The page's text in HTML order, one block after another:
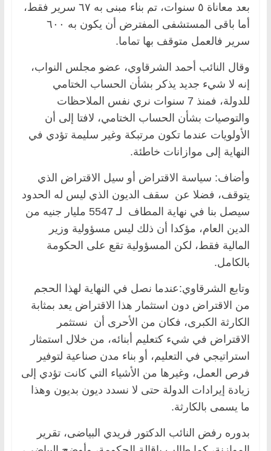
بعد معاناة ٥ سنوات، تم بناء مبنى به ٦٧ سرير فقط،
أما باقى المستشفى المفترض أن يكون به ٦٠٠
سرير فالعمل متوقف بها تماما.
وقال النائب أحمد الشرقاوي، عضو مجلس النواب،
إنه لا شيء جديد يذكر بشأن الحساب الختامي
للدولة، فمنذ 7 سنوات نري نفس الملاحظات
والتوصيات بشأن الحساب الختامي، لافتا إلى أن
الأولويات عندما تكون مرتبكة وغير سليمة تؤدي في
النهاية إلى موازانات خاطئة.
وأضاف: سياسة الاقتراض أو سيل الاقتراض الذي
يتوقف، فضلا عن سقف الديون الذي ليس له الحدود
سيصل بنا في نهاية المطاف لـ 5547 مليار جنيه من
الدين العام، مؤكدا أن ذلك ليس مسؤولية وزير
المالية فقط، لكن المسؤولية تقع على الحكومة
بالكامل.
وتابع الشرقاوي:عندما نصل في النهاية لهذا الحجم
من الاقتراض دون استثمار هذا الاقتراض يعد بمثابة
الكارثة الكبرى، فكان من الأحرى أن نستثمر
الاقتراض في شيء كتعليم أبنائه، من خلال استمثار
استراتيجي في التعليم، أو بناء مدن صناعية لتوفير
فرص العمل، وغيرها من الأشياء التي كانت تؤدي إلى
زيادة إيرادات الدولة حتى لا نسدد ديون بديون وهذا
ما يسمى بالكارثة.
بدوره رفض النائب الدكتور فريدي البياضى، تقرير